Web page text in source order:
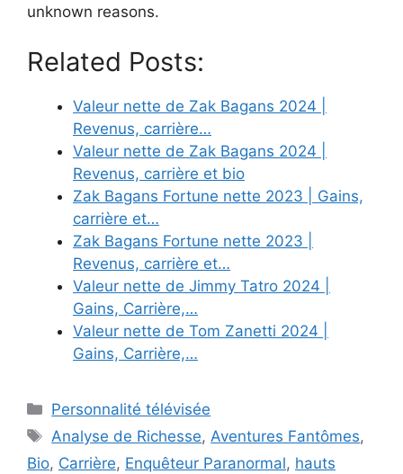
unknown reasons.
Related Posts:
Valeur nette de Zak Bagans 2024 |
Revenus, carrière…
Valeur nette de Zak Bagans 2024 |
Revenus, carrière et bio
Zak Bagans Fortune nette 2023 | Gains,
carrière et…
Zak Bagans Fortune nette 2023 |
Revenus, carrière et…
Valeur nette de Jimmy Tatro 2024 |
Gains, Carrière,…
Valeur nette de Tom Zanetti 2024 |
Gains, Carrière,…
Categories
Personnalité télévisée
Tags
Analyse de Richesse, Aventures Fantômes,
Bio, Carrière, Enquêteur Paranormal, hauts